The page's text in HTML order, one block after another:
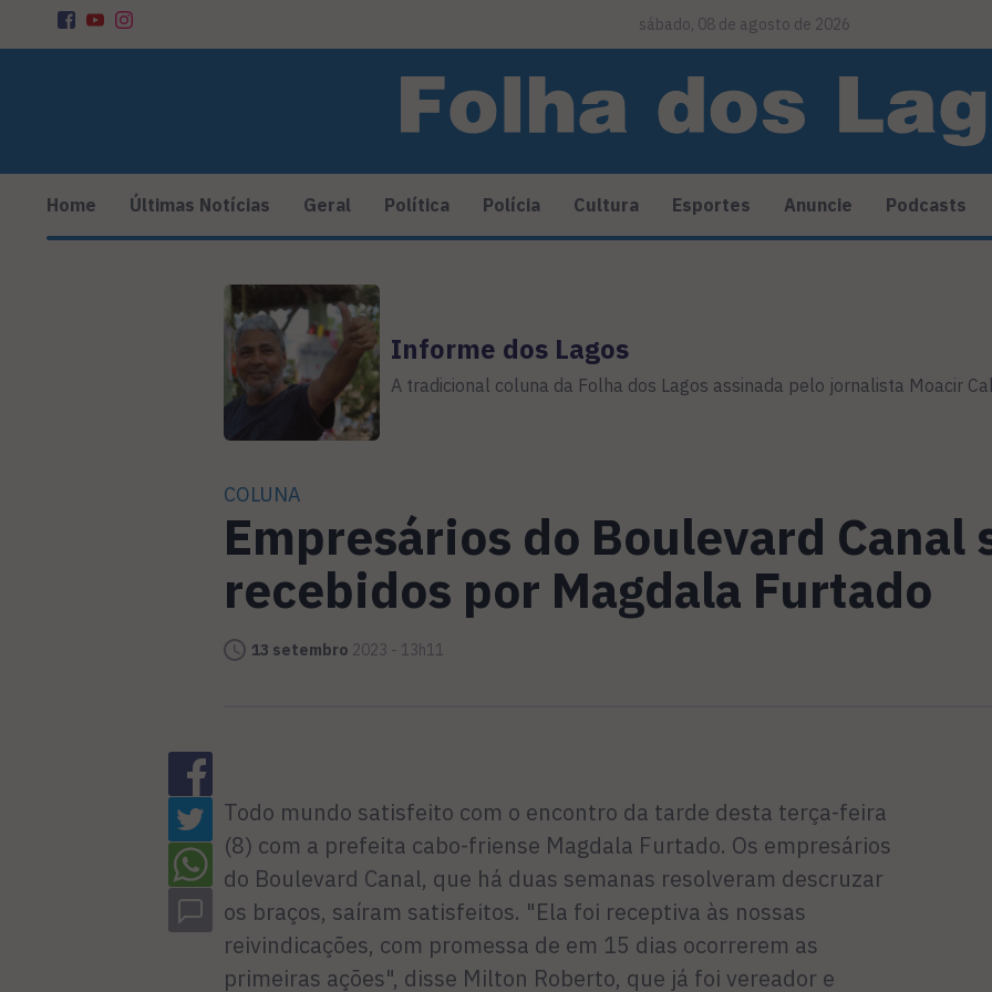
sábado, 08 de agosto de 2026
Home Últimas Notícias Geral Política Polícia Cultura Esportes Anuncie Podcasts
Informe dos Lagos
A tradicional coluna da Folha dos Lagos assinada pelo jornalista Moacir
COLUNA
Empresários do Boulevard Canal
recebidos por Magdala Furtado
13 setembro 2023 - 13h11
Todo mundo satisfeito com o encontro da tarde desta terça-feira
(8) com a prefeita cabo-friense Magdala Furtado. Os empresários
do Boulevard Canal, que há duas semanas resolveram descruzar
os braços, saíram satisfeitos. "Ela foi receptiva às nossas
reivindicações, com promessa de em 15 dias ocorrerem as
primeiras ações", disse Milton Roberto, que já foi vereador e